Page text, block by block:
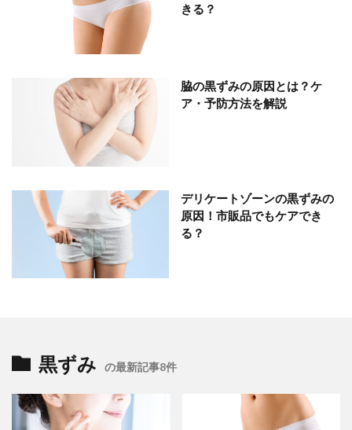
きる？
脇の黒ずみの原因とは？ケ
ア・予防方法を解説
デリケートゾーンの黒ずみの
原因！市販品でもケアでき
る？
黒ずみ の最新記事8件